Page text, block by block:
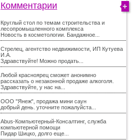
Комментарии
Круглый стол по темам строительства и
лесопромышленного комплекса
Новость в косметологии. Бандажное...
Стрелец, агентство недвижимости, ИП Кутуева
И.А.
Здравствуйте! Можно продать...
Любой красноярец сможет анонимно
рассказать о незаконной продаже алкоголя.
Здравствуйте, у нас на...
ООО "Янеж", продажа мини саун
добрый день. уточните пожалуйста...
Abus-Компьютерный-Консалтинг, служба
компьютерной помощи
Пидар Шицко, долго еще...